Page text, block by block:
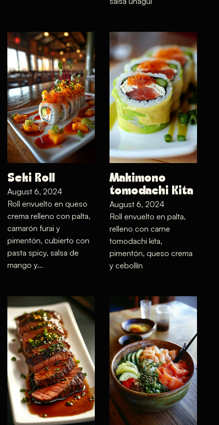
Seki Roll
August 6, 2024
Roll envuelto en queso
crema relleno con palta,
camarón furai y
pimentón, cubierto con
pasta spicy, salsa de
mango y…
Makimono
tomodachi Kita
August 6, 2024
Roll envuelto en palta,
relleno con carne
tomodachi kita,
pimentón, queso crema
y cebollín